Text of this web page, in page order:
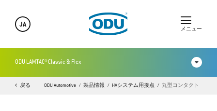
JA
メニュー
ODU LAMTAC® Classic & Flex
動画
戻る ODU Automotive 製品情報 HVシステム用接点 丸型コンタクト